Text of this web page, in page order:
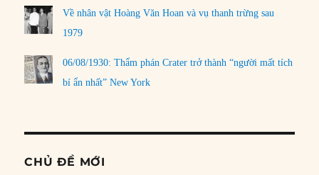
Về nhân vật Hoàng Văn Hoan và vụ thanh trừng sau
1979
06/08/1930: Thẩm phán Crater trở thành “người mất tích
bí ẩn nhất” New York
CHỦ ĐỀ MỚI